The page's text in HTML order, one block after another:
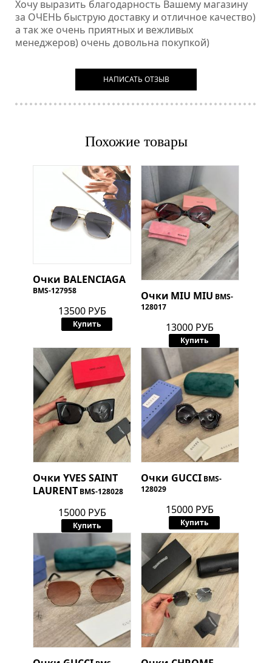
Хочу выразить благодарность Вашему магазину
за ОЧЕНЬ быструю доставку и отличное качество)
а так же очень приятных и вежливых
менеджеров) очень довольна покупкой)
НАПИСАТЬ ОТЗЫВ
Похожие товары
Очки BALENCIAGA
BMS-127958
13500 РУБ
Купить
Очки MIU MIU BMS-
128017
13000 РУБ
Купить
Очки YVES SAINT
LAURENT BMS-128028
15000 РУБ
Купить
Очки GUCCI BMS-
128029
15000 РУБ
Купить